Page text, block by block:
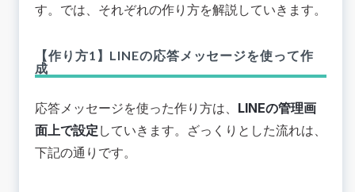
す。では、それぞれの作り方を解説していきます。
【作り方1】LINEの応答メッセージを使って作
成
応答メッセージを使った作り方は、 LINEの管理画
面上で設定 していきます。ざっくりとした流れは、
下記の通りです。